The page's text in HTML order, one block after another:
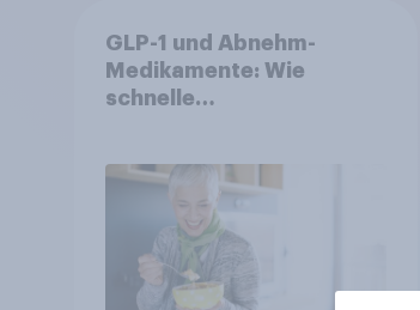
GLP-1 und Abnehm-
Medikamente: Wie
schnelle
umgestalten